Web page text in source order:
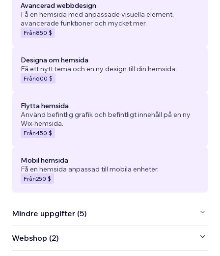
Avancerad webbdesign
Få en hemsida med anpassade visuella element,
avancerade funktioner och mycket mer.
Från850 $
Designa om hemsida
Få ett nytt tema och en ny design till din hemsida.
Från600 $
Flytta hemsida
Använd befintlig grafik och befintligt innehåll på en ny
Wix-hemsida.
Från450 $
Mobil hemsida
Få en hemsida anpassad till mobila enheter.
Från250 $
Mindre uppgifter (5)
Webshop (2)